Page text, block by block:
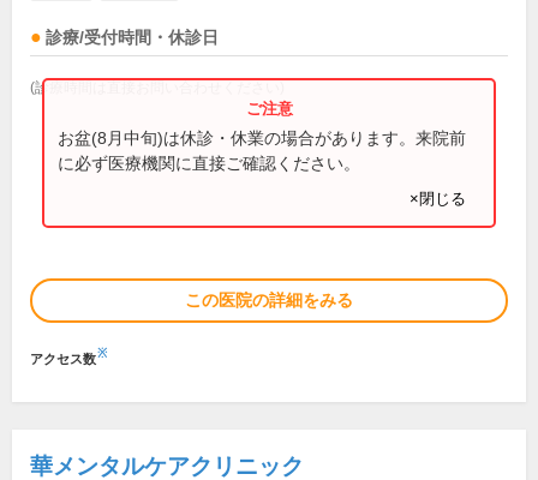
診療/受付時間・休診日
(診療時間は直接お問い合わせください)
お盆(8月中旬)は休診・休業の場合があります。来院前
に必ず医療機関に直接ご確認ください。
×閉じる
この医院の詳細をみる
アクセス数※
華メンタルケアクリニック